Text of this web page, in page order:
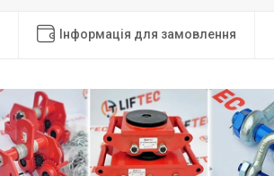
Інформація для замовлення